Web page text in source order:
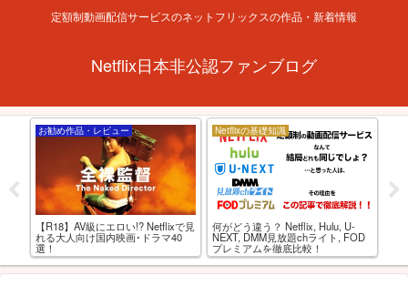
定額制動画配信サービスのネットフリックスの作品・新着情報
Netflix日本非公認ファンブログ
お勧め作品・レビュー
【R18】AV級にエロい!? Netflixで見
れる大人向け国内映画･ドラマ40
選！
Netflixの基礎知識
何がどう違う？ Netflix, Hulu, U-
NEXT, DMM見放題chライト, FOD
プレミアムを徹底比較！